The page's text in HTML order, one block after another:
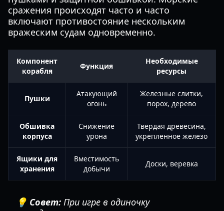
сражения происходят часто и часто
включают противостояние нескольким
вражеским судам одновременно.
Компонент
корабля
Функция
Необходимые
ресурсы
Пушки
Атакующий
огонь
Железные слитки,
порох, дерево
Обшивка
корпуса
Снижение
урона
Твердая древесина,
укрепленное железо
Ящики для
хранения
Вместимость
добычи
Доски, веревка
💡 Совет: При игре в одиночку